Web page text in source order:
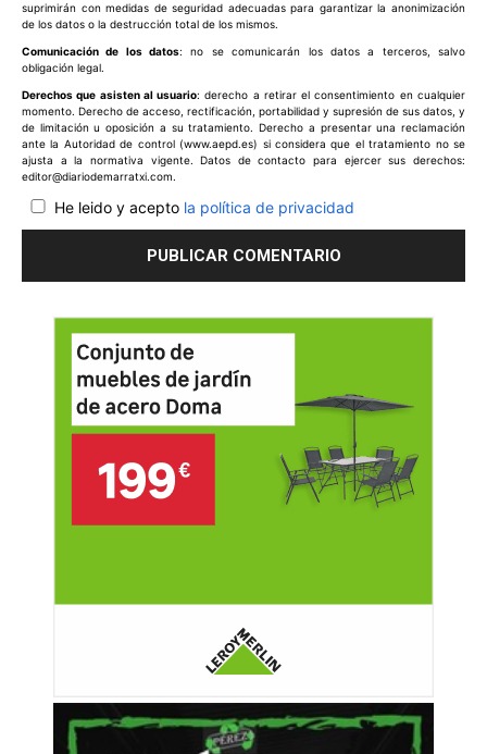
suprimirán con medidas de seguridad adecuadas para garantizar la anonimización
de los datos o la destrucción total de los mismos.
Comunicación de los datos: no se comunicarán los datos a terceros, salvo
obligación legal.
Derechos que asisten al usuario: derecho a retirar el consentimiento en cualquier
momento. Derecho de acceso, rectificación, portabilidad y supresión de sus datos, y
de limitación u oposición a su tratamiento. Derecho a presentar una reclamación
ante la Autoridad de control (www.aepd.es) si considera que el tratamiento no se
ajusta a la normativa vigente. Datos de contacto para ejercer sus derechos:
editor@diariodemarratxi.com.
He leido y acepto la política de privacidad